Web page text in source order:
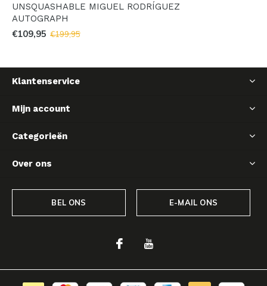
UNSQUASHABLE MIGUEL RODRÍGUEZ
AUTOGRAPH
€109,95 €199,95
Klantenservice
Mijn account
Categorieën
Over ons
BEL ONS E-MAIL ONS